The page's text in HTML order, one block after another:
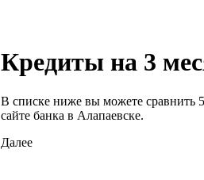
Кредиты на 3
В списке ниже вы можете сравнить
сайте банка в Алапаевске.
Далее